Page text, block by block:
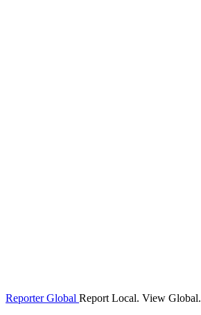
Reporter Global Report Local. View Global.